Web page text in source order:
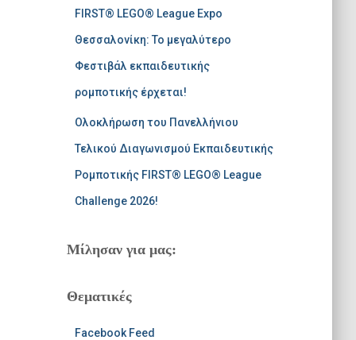
FIRST® LEGO® League Expo
Θεσσαλονίκη: Το μεγαλύτερο
Φεστιβάλ εκπαιδευτικής
ρομποτικής έρχεται!
Ολοκλήρωση του Πανελλήνιου
Τελικού Διαγωνισμού Εκπαιδευτικής
Ρομποτικής FIRST® LEGO® League
Challenge 2026!
Μίλησαν για μας:
Θεματικές
Facebook Feed